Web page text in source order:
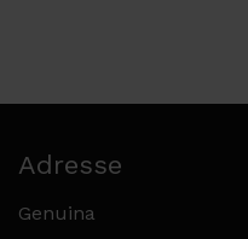
Adresse
Genuina